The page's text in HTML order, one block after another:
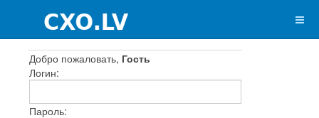
Добро пожаловать, Гость
Логин:
Пароль: